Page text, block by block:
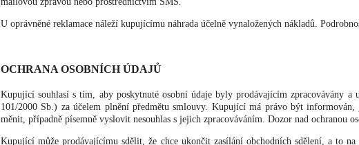
U oprávněné reklamace náleží kupujícímu náhrada účelně vynaložených nákladů.
OCHRANA OSOBNÍCH ÚDAJŮ
Kupující souhlasí s tím, aby poskytnuté osobní údaje byly prodávajícím zpracovávány a
101/2000 Sb.) za účelem plnění předmětu smlouvy. Kupující má právo být
měnit, případně písemně vyslovit nesouhlas s jejich zpracováváním. Dozor nad ochranou
Kupující může prodávajícímu sdělit, že chce ukončit zasílání obchodních sdělení, a to